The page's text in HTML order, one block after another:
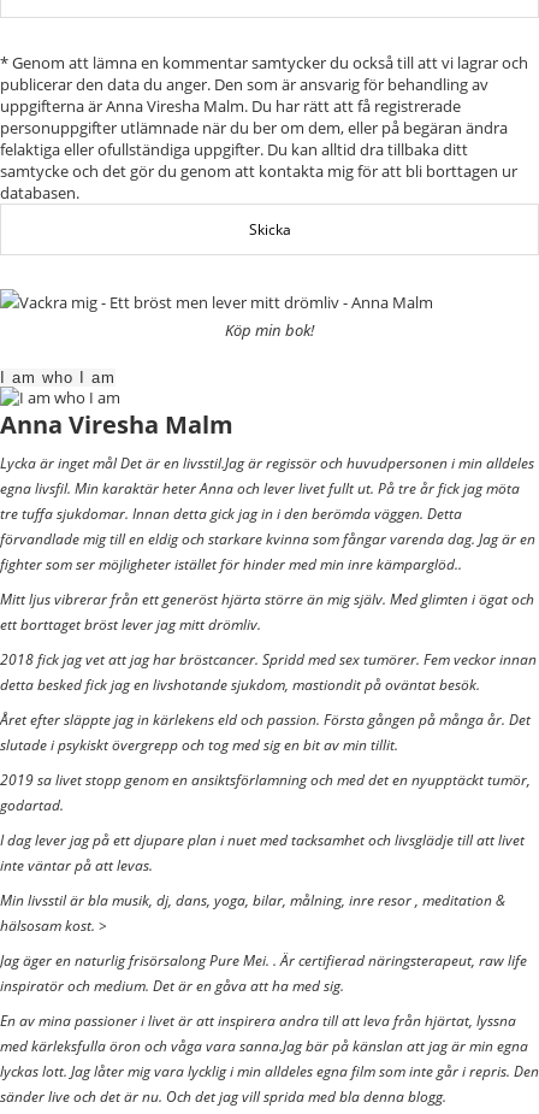
* Genom att lämna en kommentar samtycker du också till att vi lagrar och
publicerar den data du anger. Den som är ansvarig för behandling av
uppgifterna är Anna Viresha Malm. Du har rätt att få registrerade
personuppgifter utlämnade när du ber om dem, eller på begäran ändra
felaktiga eller ofullständiga uppgifter. Du kan alltid dra tillbaka ditt
samtycke och det gör du genom att kontakta mig för att bli borttagen ur
databasen.
Köp min bok!
I am who I am
Anna Viresha Malm
Lycka är inget mål Det är en livsstil.Jag är regissör och huvudpersonen i min alldeles
egna livsfil. Min karaktär heter Anna och lever livet fullt ut. På tre år fick jag möta
tre tuffa sjukdomar. Innan detta gick jag in i den berömda väggen. Detta
förvandlade mig till en eldig och starkare kvinna som fångar varenda dag. Jag är en
fighter som ser möjligheter istället för hinder med min inre kämparglöd..
Mitt ljus vibrerar från ett generöst hjärta större än mig själv. Med glimten i ögat och
ett borttaget bröst lever jag mitt drömliv.
2018 fick jag vet att jag har bröstcancer. Spridd med sex tumörer. Fem veckor innan
detta besked fick jag en livshotande sjukdom, mastiondit på oväntat besök.
Året efter släppte jag in kärlekens eld och passion. Första gången på många år. Det
slutade i psykiskt övergrepp och tog med sig en bit av min tillit.
2019 sa livet stopp genom en ansiktsförlamning och med det en nyupptäckt tumör,
godartad.
I dag lever jag på ett djupare plan i nuet med tacksamhet och livsglädje till att livet
inte väntar på att levas.
Min livsstil är bla musik, dj, dans, yoga, bilar, målning, inre resor , meditation &
hälsosam kost. >
Jag äger en naturlig frisörsalong Pure Mei. . Är certifierad näringsterapeut, raw life
inspiratör och medium. Det är en gåva att ha med sig.
En av mina passioner i livet är att inspirera andra till att leva från hjärtat, lyssna
med kärleksfulla öron och våga vara sanna.Jag bär på känslan att jag är min egna
lyckas lott. Jag låter mig vara lycklig i min alldeles egna film som inte går i repris. Den
sänder live och det är nu. Och det jag vill sprida med bla denna blogg.